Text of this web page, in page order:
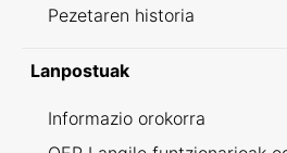
Pezetaren historia
Lanpostuak
Informazio orokorra